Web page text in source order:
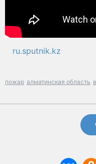
ru.sputnik.kz
пожар алматинская область